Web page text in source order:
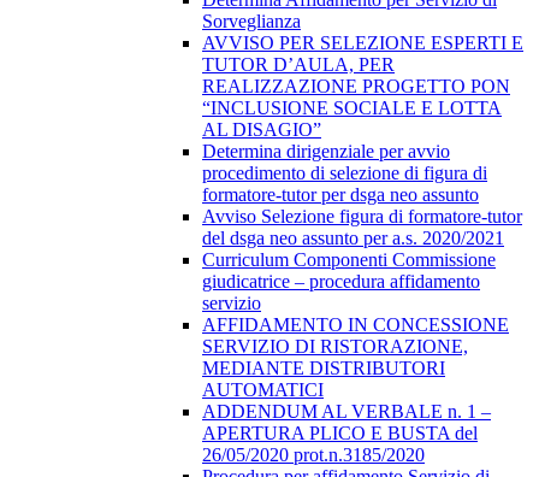
Sorveglianza
AVVISO PER SELEZIONE ESPERTI E
TUTOR D’AULA, PER
REALIZZAZIONE PROGETTO PON
“INCLUSIONE SOCIALE E LOTTA
AL DISAGIO”
Determina dirigenziale per avvio
procedimento di selezione di figura di
formatore-tutor per dsga neo assunto
Avviso Selezione figura di formatore-tutor
del dsga neo assunto per a.s. 2020/2021
Curriculum Componenti Commissione
giudicatrice – procedura affidamento
servizio
AFFIDAMENTO IN CONCESSIONE
SERVIZIO DI RISTORAZIONE,
MEDIANTE DISTRIBUTORI
AUTOMATICI
ADDENDUM AL VERBALE n. 1 –
APERTURA PLICO E BUSTA del
26/05/2020 prot.n.3185/2020